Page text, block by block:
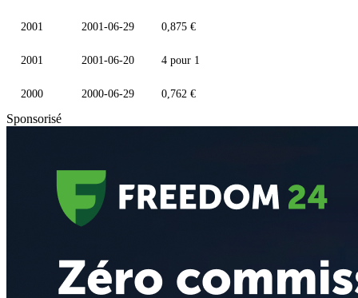
2001 2001-06-29 0,875 €
2001 2001-06-20 4 pour 1
2000 2000-06-29 0,762 €
Sponsorisé